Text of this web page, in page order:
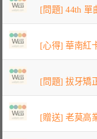
[問題] 44th 單
[心得] 華南紅
[問題] 拔牙矯
[贈送] 老莫高